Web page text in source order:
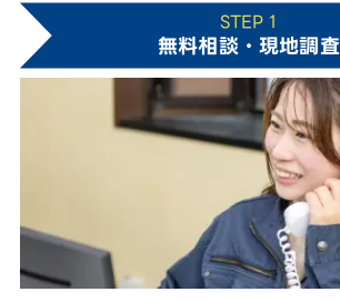
STEP 1
無料相談・現地調査